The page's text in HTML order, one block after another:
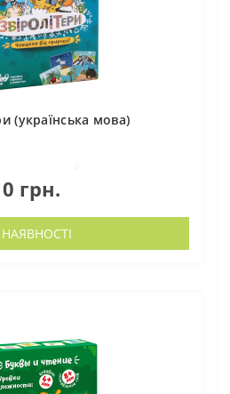
(українська мова)
0 грн.